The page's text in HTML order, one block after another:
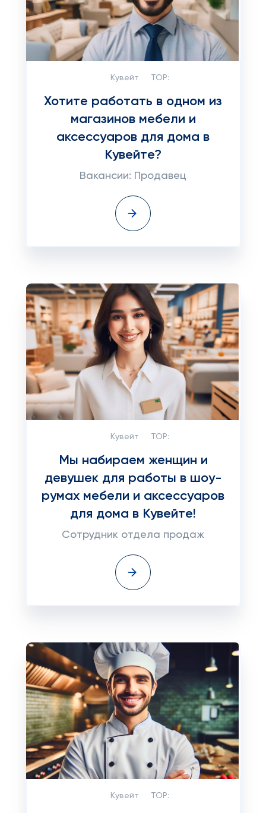
Кувейт TOP:
Хотите работать в одном из
магазинов мебели и
аксессуаров для дома в
Кувейте?
Вакансии: Продавец
Кувейт TOP:
Мы набираем женщин и
девушек для работы в шоу-
румах мебели и аксессуаров
для дома в Кувейте!
Сотрудник отдела продаж
Кувейт TOP: